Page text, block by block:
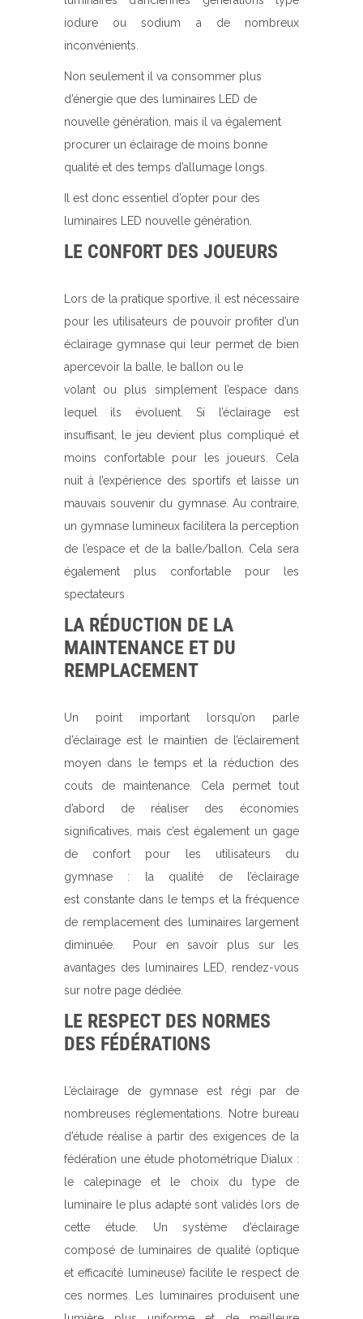
iodure ou sodium a de nombreux
inconvénients.
Non seulement il va consommer plus
d’énergie que des luminaires LED de
nouvelle génération, mais il va également
procurer un éclairage de moins bonne
qualité et des temps d’allumage longs.
Il est donc essentiel d’opter pour des
luminaires LED nouvelle génération.
LE CONFORT DES JOUEURS
Lors de la pratique sportive, il est nécessaire
pour les utilisateurs de pouvoir profiter d’un
éclairage gymnase qui leur permet de bien
apercevoir la balle, le ballon ou le
volant ou plus simplement l’espace dans
lequel ils évoluent. Si l’éclairage est
insuffisant, le jeu devient plus compliqué et
moins confortable pour les joueurs. Cela
nuit à l’expérience des sportifs et laisse un
mauvais souvenir du gymnase. Au contraire,
un gymnase lumineux facilitera la perception
de l’espace et de la balle/ballon. Cela sera
également plus confortable pour les
spectateurs
LA RÉDUCTION DE LA
MAINTENANCE ET DU
REMPLACEMENT
Un point important lorsqu’on parle
d’éclairage est le maintien de l’éclairement
moyen dans le temps et la réduction des
couts de maintenance. Cela permet tout
d’abord de réaliser des économies
significatives, mais c’est également un gage
de confort pour les utilisateurs du
gymnase : la qualité de l’éclairage
est constante dans le temps et la fréquence
de remplacement des luminaires largement
diminuée. Pour en savoir plus sur les
avantages des luminaires LED, rendez-vous
sur notre page dédiée.
LE RESPECT DES NORMES
DES FÉDÉRATIONS
L’éclairage de gymnase est régi par de
nombreuses réglementations. Notre bureau
d’étude réalise à partir des exigences de la
fédération une étude photométrique Dialux :
le calepinage et le choix du type de
luminaire le plus adapté sont validés lors de
cette étude. Un système d’éclairage
composé de luminaires de qualité (optique
et efficacité lumineuse) facilite le respect de
ces normes. Les luminaires produisent une